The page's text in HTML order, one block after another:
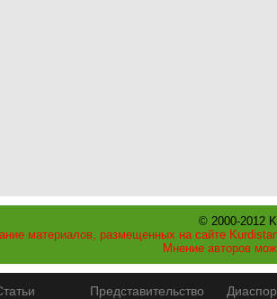
© 2000-2012
материалов, размещенных на сайте
Мнение авторов
Представительство